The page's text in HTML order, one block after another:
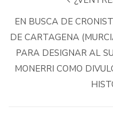
EN BUSCA DE
DE CARTAGENA
PARA DESIGNAR AL
MONERRI COMO